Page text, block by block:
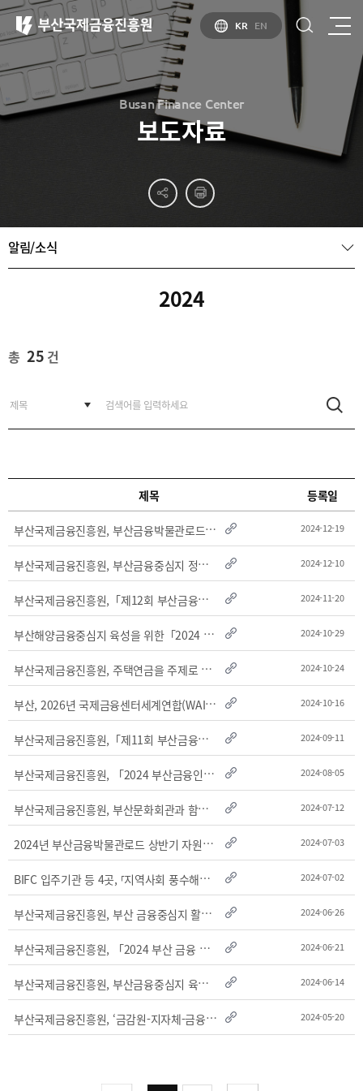
부산
소개
산업현황
브로슈어
정책 소개
및
협력
해외금융도시협력
사원기관
유관기관
공지사항보도자료
2022
국내외
새소식
언론보도
보고서
2026
2024
[48400] 부산광역시 남구 문현금융로40
부산국제금융센터 52층 부산국제금융진흥원
TEL.051-647-9052 / FAX.051-633-0398
KR EN
Busan Finance Center
보도자료
알림/소식
2024
총 25 건
제목 등록일
부
산국제금융진흥원, 부산금융박물관로드 수료식 및 발대식 개최 2024-12-19
부
산국제금융진흥원, 부산금융중심지 정책제안 아이디어 공모전 시상식 개최 2024-12-10
부
산국제금융진흥원,「제12회 부산금융중심지 포럼」개최 2024-11-20
부
산해양금융중심지 육성을 위한「2024 부산 해양ㆍ금융위크 및 부산해양금융컨벤션」개.. 2024-10-29
부
산국제금융진흥원, 주택연금을 주제로 BIFC 금융강좌 개최 2024-10-24
부
산, 2026년 국제금융센터세계연합(WAIFC) 연차총회 유치 2024-10-16
부
산국제금융진흥원,「제11회 부산금융중심지 포럼」개최 2024-09-11
부
산국제금융진흥원, 「2024 부산금융인재 아카데미」높은 경쟁 속에 마무리 2024-08-05
부
산국제금융진흥원, 부산문화회관과 함께 부산금융중심지 발전을 위한 문화예술 공연활.. 2024-07-12
2
024년 부산금융박물관로드 상반기 자원봉사자 수료식 및 하반기 발대식 개최 2024-07-03
B
IFC 입주기관 등 4곳, ⸢지역사회 풍수해보험 가입지원 사업⸥ 업무협약 체결 2024-07-02
부
산국제금융진흥원, 부산 금융중심지 활성화를 위한 문화예술 공연회 개최 2024-06-26
부
산국제금융진흥원, 「2024 부산 금융 인재 아카데미」개최 2024-06-21
부
산국제금융진흥원, 부산금융중심지 육성을 위한 「정책제안 아이디어 공모전」 개최 2024-06-14
부
산국제금융진흥원, ‘금감원-지자체-금융권 공동 뉴욕 IR’참여 2024-05-20